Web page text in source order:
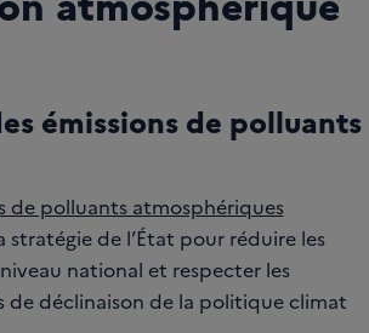
émissions de polluants
de polluants atmosphériques
de l’État pour réduire les
national et respecter les
de déclinaison de la politique climat